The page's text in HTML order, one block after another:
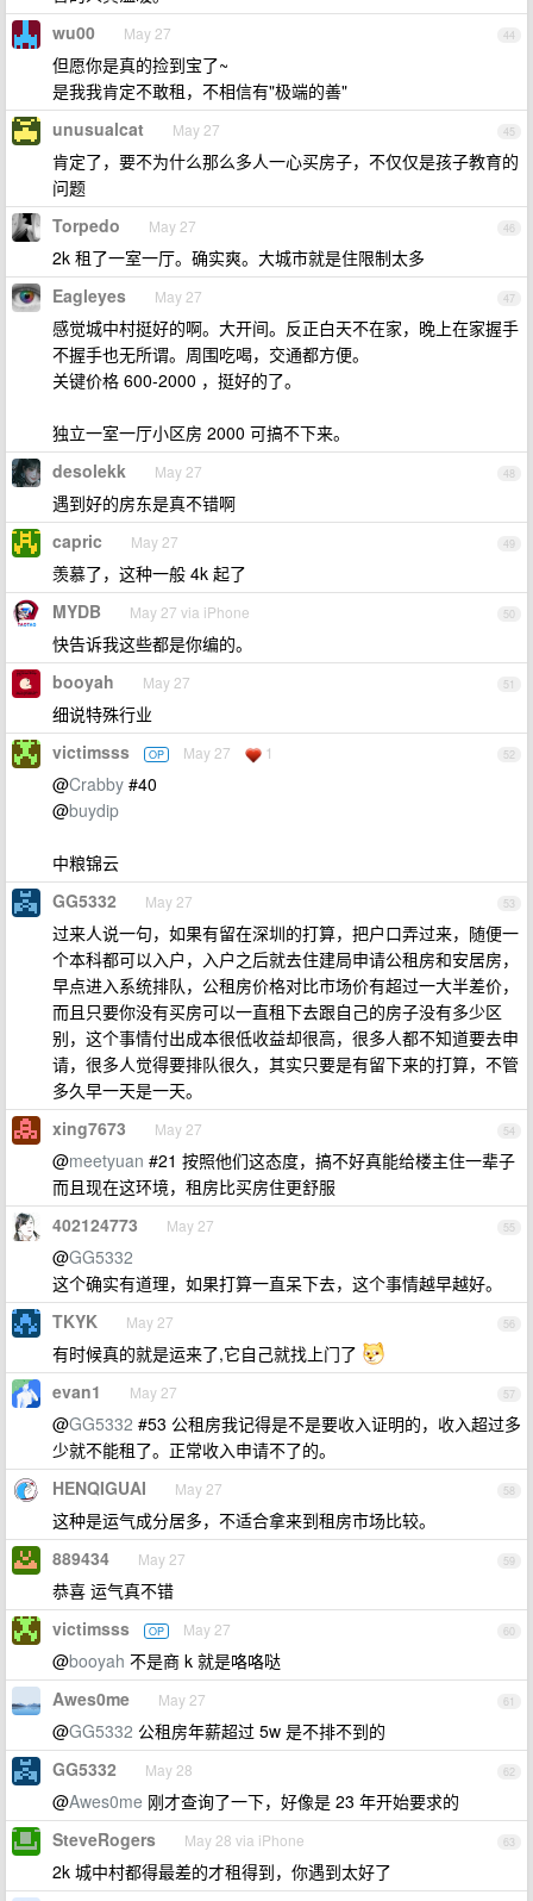
44
wu00 May 27
但愿你是真的捡到宝了~
是我我肯定不敢租，不相信有"极端的善"
45
unusualcat May 27
肯定了，要不为什么那么多人一心买房子，不仅仅是孩子教育的
问题
46
Torpedo May 27
2k 租了一室一厅。确实爽。大城市就是住限制太多
47
Eagleyes May 27
感觉城中村挺好的啊。大开间。反正白天不在家，晚上在家握手
不握手也无所谓。周围吃喝，交通都方便。
关键价格 600-2000 ，挺好的了。
独立一室一厅小区房 2000 可搞不下来。
48
desolekk May 27
遇到好的房东是真不错啊
49
capric May 27
羡慕了，这种一般 4k 起了
50
MYDB May 27 via iPhone
快告诉我这些都是你编的。
51
booyah May 27
细说特殊行业
52
victimsss OP May 27 1
@Crabby #40
@buydip
中粮锦云
53
GG5332 May 27
过来人说一句，如果有留在深圳的打算，把户口弄过来，随便一
个本科都可以入户，入户之后就去住建局申请公租房和安居房，
早点进入系统排队，公租房价格对比市场价有超过一大半差价，
而且只要你没有买房可以一直租下去跟自己的房子没有多少区
别，这个事情付出成本很低收益却很高，很多人都不知道要去申
请，很多人觉得要排队很久，其实只要是有留下来的打算，不管
多久早一天是一天。
54
xing7673 May 27
@meetyuan #21 按照他们这态度，搞不好真能给楼主住一辈子
而且现在这环境，租房比买房住更舒服
55
402124773 May 27
@GG5332
这个确实有道理，如果打算一直呆下去，这个事情越早越好。
56
TKYK May 27
有时候真的就是运来了,它自己就找上门了
57
evan1 May 27
@GG5332 #53 公租房我记得是不是要收入证明的，收入超过多
少就不能租了。正常收入申请不了的。
58
HENQIGUAI May 27
这种是运气成分居多，不适合拿来到租房市场比较。
59
889434 May 27
恭喜 运气真不错
60
victimsss OP May 27
@booyah 不是商 k 就是咯咯哒
61
Awes0me May 27
@GG5332 公租房年薪超过 5w 是不排不到的
62
GG5332 May 28
@Awes0me 刚才查询了一下，好像是 23 年开始要求的
63
SteveRogers May 28 via iPhone
2k 城中村都得最差的才租得到，你遇到太好了